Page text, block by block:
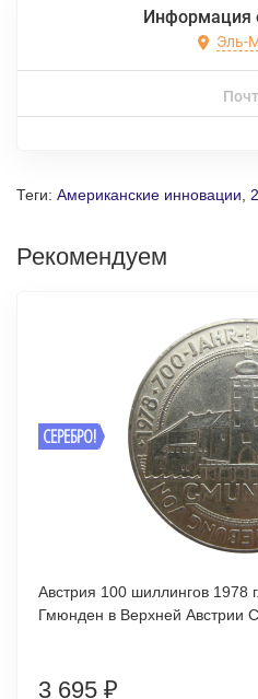
Информация
Эль-
Теги: Американские инновации
Рекомендуем
СЕРЕБРО!
Австрия 100 шиллингов 1978 г. 700-летие города
3 695 ₽